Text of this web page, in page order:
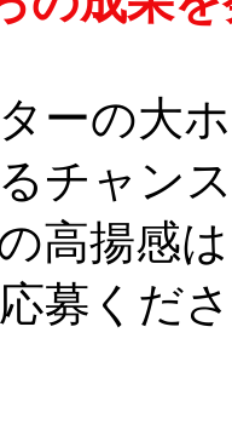
ーの大
チャン
高揚感
募くだ